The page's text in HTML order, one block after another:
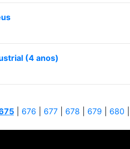
(4 anos)
| 676 677| 678 679 680